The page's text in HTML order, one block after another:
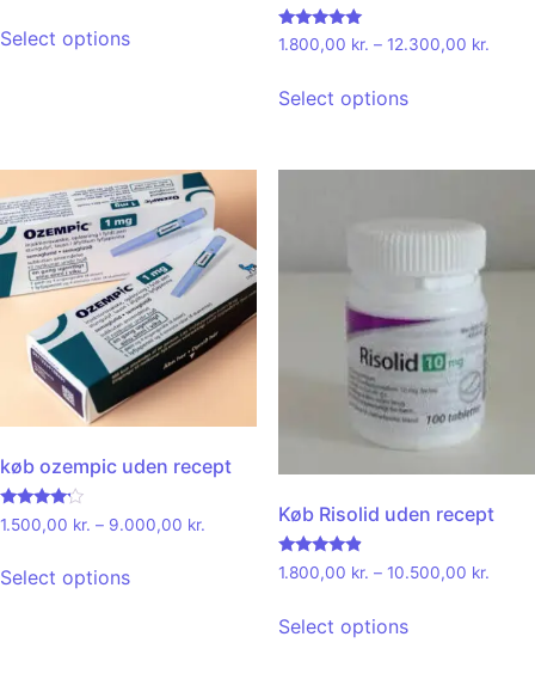
Select options
Rated
5.00
1.800,00 kr. – 12.300,00 kr.
Select options
køb ozempic uden recept
Rated
4.00
1.500,00 kr. – 9.000,00 kr.
Select options
Køb Risolid uden recept
Rated
4.67
1.800,00 kr. – 10.500,00 kr.
Select options